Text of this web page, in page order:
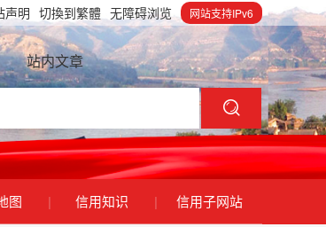
网站支持IPv6
无障碍浏览
切換到繁體
声明
站内文章
图 | 信用知识 | 信用子网站